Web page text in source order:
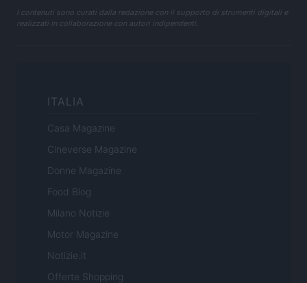
I contenuti sono curati dalla redazione con il supporto di strumenti digitali e
realizzati in collaborazione con autori indipendenti.
ITALIA
Casa Magazine
Cineverse Magazine
Donne Magazine
Food Blog
Milano Notizie
Motor Magazine
Notizie.it
Offerte Shopping